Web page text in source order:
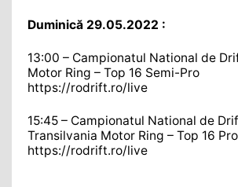
Duminică 29.05.2022 :
13:00 – Campionatul National de
Motor Ring – Top 16 Semi-Pro
https://rodrift.ro/live
15:45 – Campionatul National de
Transilvania Motor Ring – Top 16 Pro
https://rodrift.ro/live